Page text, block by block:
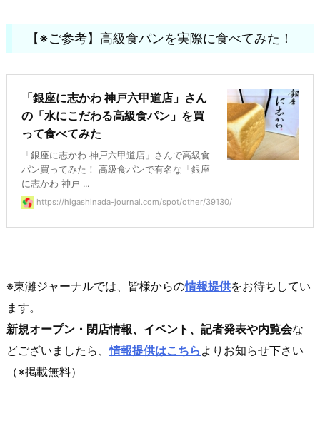
【※ご参考】高級食パンを実際に食べてみた！
「銀座に志かわ 神戸六甲道店」さん
の「水にこだわる高級食パン」を買
って食べてみた
「銀座に志かわ 神戸六甲道店」さんで高級食
パン買ってみた！ 高級食パンで有名な「銀座
に志かわ 神戸 ...
https://higashinada-journal.com/spot/other/39130/
※東灘ジャーナルでは、皆様からの情報提供をお待ちしてい
ます。
新規オープン・閉店情報、イベント、記者発表や内覧会な
どございましたら、情報提供はこちら よりお知らせ下さい
（※掲載無料）